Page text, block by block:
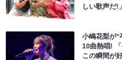
しい歌声だ!
小嶋花梨が“
10曲熱唱!
この瞬間が